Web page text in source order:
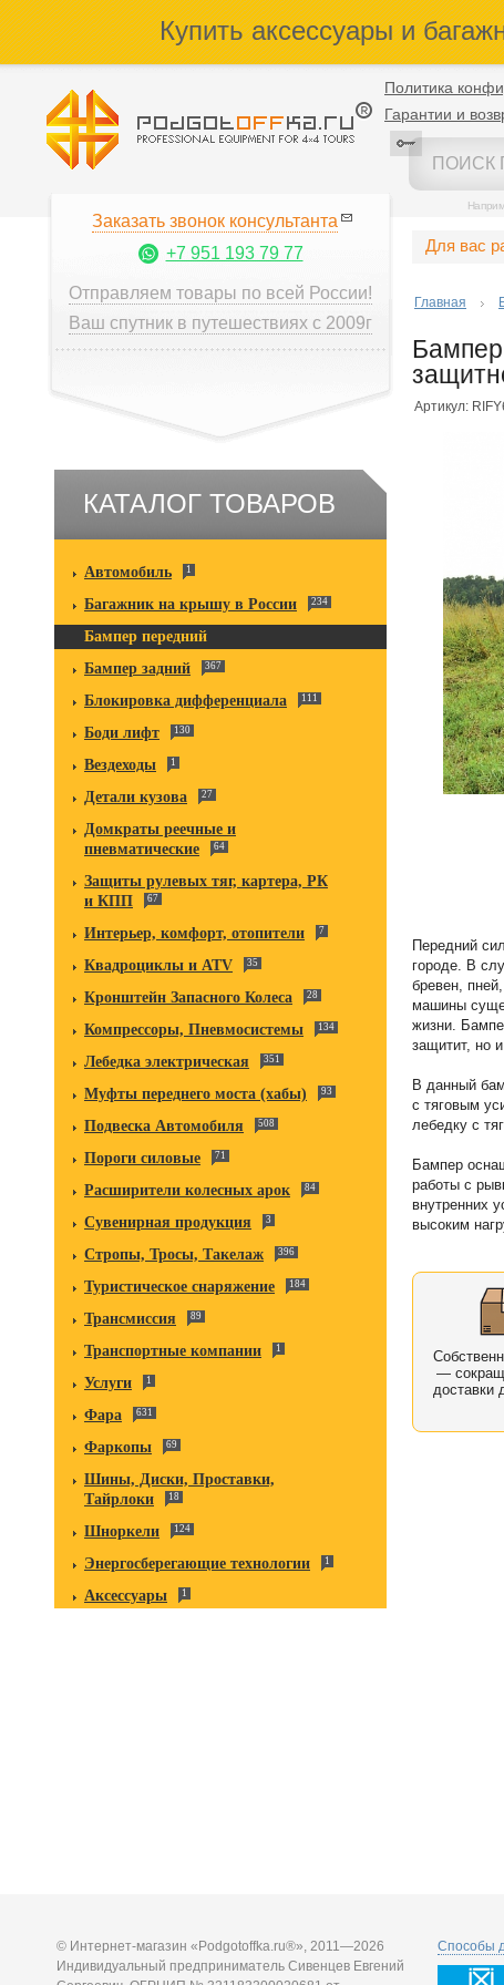
Купить аксессуары и
Политика
Гарантии и
Заказать звонок консультанта
+7 951 193 79 77
Отправляем товары по всей России!
Ваш спутник в путешествиях с 2009г
КАТАЛОГ ТОВАРОВ
Автомобиль 1
Багажник на крышу в России 234
Бампер передний
Бампер задний
367
Блокировка дифференциала 111
Боди лифт 130
Вездеходы 1
Детали кузова 27
Домкраты реечные и
пневматические
64
Защиты рулевых тяг, картера, РК
и КПП
67
Интерьер, комфорт, отопители 7
Квадроциклы и ATV 35
Кронштейн Запасного Колеса 28
Компрессоры, Пневмосистемы 134
Лебедка электрическая 351
Муфты переднего моста (хабы) 93
Подвеска Автомобиля 508
Пороги силовые 71
Расширители колесных арок 84
Сувенирная продукция 3
Стропы, Тросы, Такелаж 396
Туристическое снаряжение 184
Трансмиссия 89
Транспортные компании 1
Услуги 1
Фара 631
Фаркопы 69
Шины, Диски, Проставки,
Тайрлоки
18
Шноркели 124
Энергосберегающие технологии 1
Аксессуары 1
Для вас
Главная
Артикул:
Передний
городе. В
бревен,
машины
жизни.
защитит, но
В данный
с тяговым
лебедку с
Бампер
работы с
внутренних
высоким
—
доставки
© Интернет-магазин «Podgotoffka.ru®», 2011—2026
Индивидуальный предприниматель Сивенцев Евгений
Способы